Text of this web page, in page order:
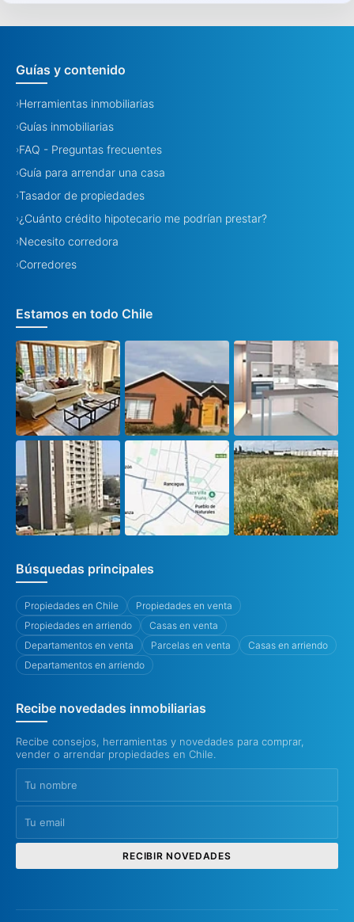
Guías y contenido
›Herramientas inmobiliarias
›Guías inmobiliarias
›FAQ - Preguntas frecuentes
›Guía para arrendar una casa
›Tasador de propiedades
›¿Cuánto crédito hipotecario me podrían prestar?
›Necesito corredora
›Corredores
Estamos en todo Chile
Búsquedas principales
Propiedades en Chile
Propiedades en venta
Propiedades en arriendo
Casas en venta
Departamentos en venta
Parcelas en venta
Casas en arriendo
Departamentos en arriendo
Recibe novedades inmobiliarias
Recibe consejos, herramientas y novedades para comprar,
vender o arrendar propiedades en Chile.
RECIBIR NOVEDADES